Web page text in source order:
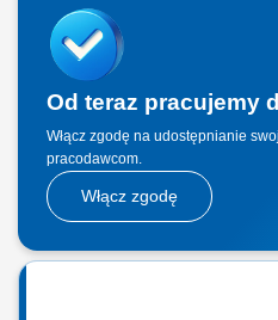
Od teraz pracujemy
Włącz zgodę na udostępnianie
pracodawcom.
Włącz zgodę